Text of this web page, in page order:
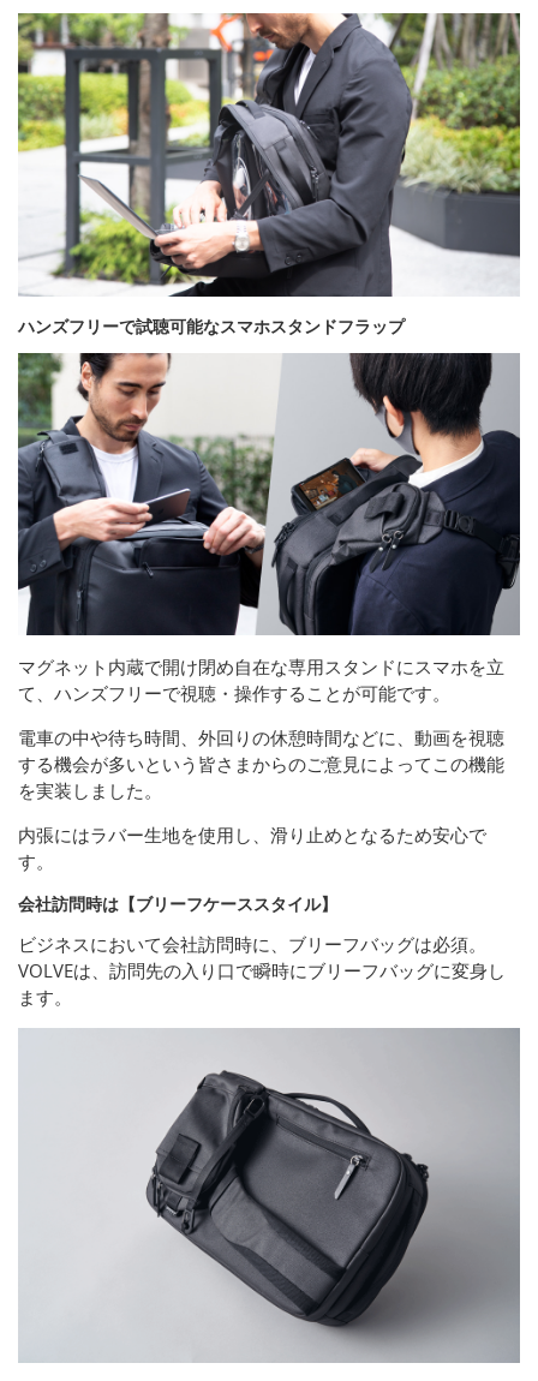
ハンズフリーで試聴可能なスマホスタンドフラップ
マグネット内蔵で開け閉め自在な専用スタンドにスマホを立
て、ハンズフリーで視聴・操作することが可能です。
電車の中や待ち時間、外回りの休憩時間などに、動画を視聴
する機会が多いという皆さまからのご意見によってこの機能
を実装しました。
内張にはラバー生地を使用し、滑り止めとなるため安心で
す。
会社訪問時は【ブリーフケーススタイル】
ビジネスにおいて会社訪問時に、ブリーフバッグは必須。
VOLVEは、訪問先の入り口で瞬時にブリーフバッグに変身し
ます。